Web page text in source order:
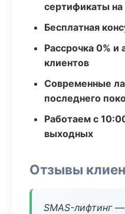
сертификаты
Бесплатная
Рассрочка 0% и
клиентов
Современные
последнего
Работаем с
выходных
Отзывы
SMAS-лифтинг